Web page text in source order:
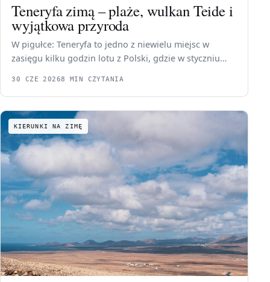
Teneryfa zimą – plaże, wulkan Teide i
wyjątkowa przyroda
W pigułce: Teneryfa to jedno z niewielu miejsc w
zasięgu kilku godzin lotu z Polski, gdzie w styczniu…
30 CZE 20268 MIN CZYTANIA
KIERUNKI NA ZIMĘ